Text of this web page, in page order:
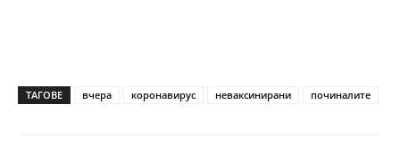
ТАГОВЕ вчера коронавирус неваксинирани починалите